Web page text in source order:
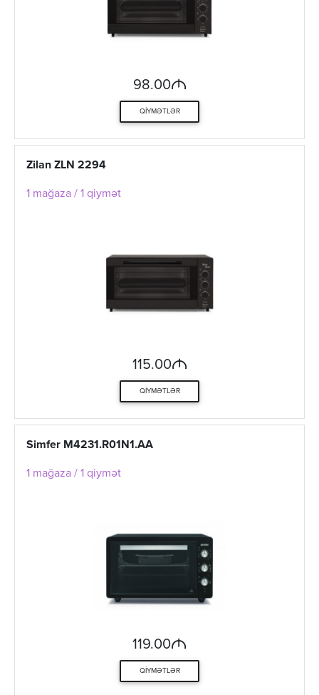
98.00M
QIYMƏTLƏR
Zilan ZLN 2294
1 mağaza / 1 qiymət
115.00M
QIYMƏTLƏR
Simfer M4231.R01N1.AA
1 mağaza / 1 qiymət
119.00M
QIYMƏTLƏR